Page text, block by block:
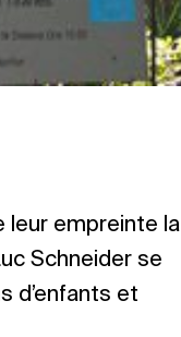
leur empreinte la
Schneider se
d’enfants et